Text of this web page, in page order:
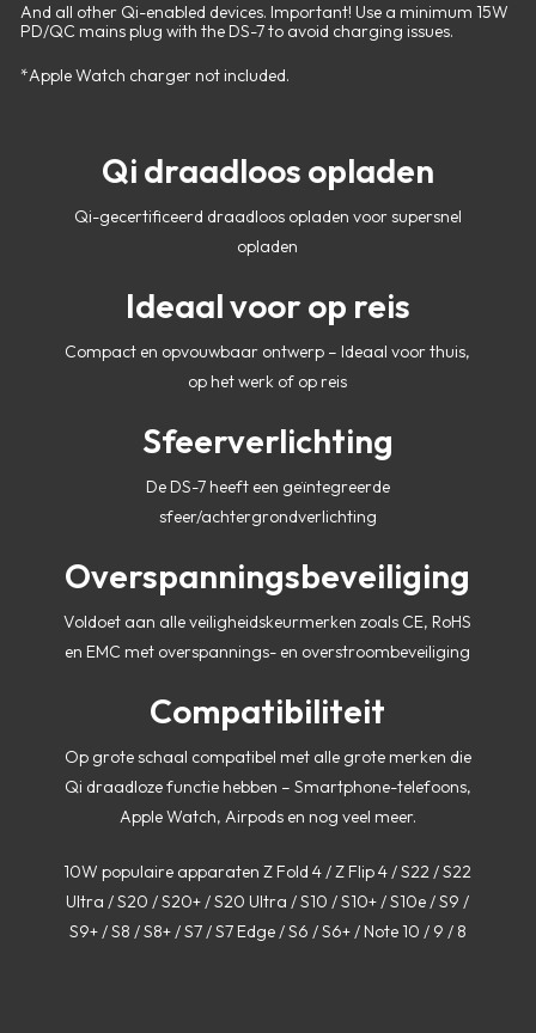
And all other Qi-enabled devices. Important! Use a minimum 15W
PD/QC mains plug with the DS-7 to avoid charging issues.
*Apple Watch charger not included.
Qi draadloos opladen
Qi-gecertificeerd draadloos opladen voor supersnel
opladen
Ideaal voor op reis
Compact en opvouwbaar ontwerp – Ideaal voor thuis,
op het werk of op reis
Sfeerverlichting
De DS-7 heeft een geïntegreerde
sfeer/achtergrondverlichting
Overspanningsbeveiliging
Voldoet aan alle veiligheidskeurmerken zoals CE, RoHS
en EMC met overspannings- en overstroombeveiliging
Compatibiliteit
Op grote schaal compatibel met alle grote merken die
Qi draadloze functie hebben – Smartphone-telefoons,
Apple Watch, Airpods en nog veel meer.
10W populaire apparaten Z Fold 4 / Z Flip 4 / S22 / S22
Ultra / S20 / S20+ / S20 Ultra / S10 / S10+ / S10e / S9 /
S9+ / S8 / S8+ / S7 / S7 Edge / S6 / S6+ / Note 10 / 9 / 8